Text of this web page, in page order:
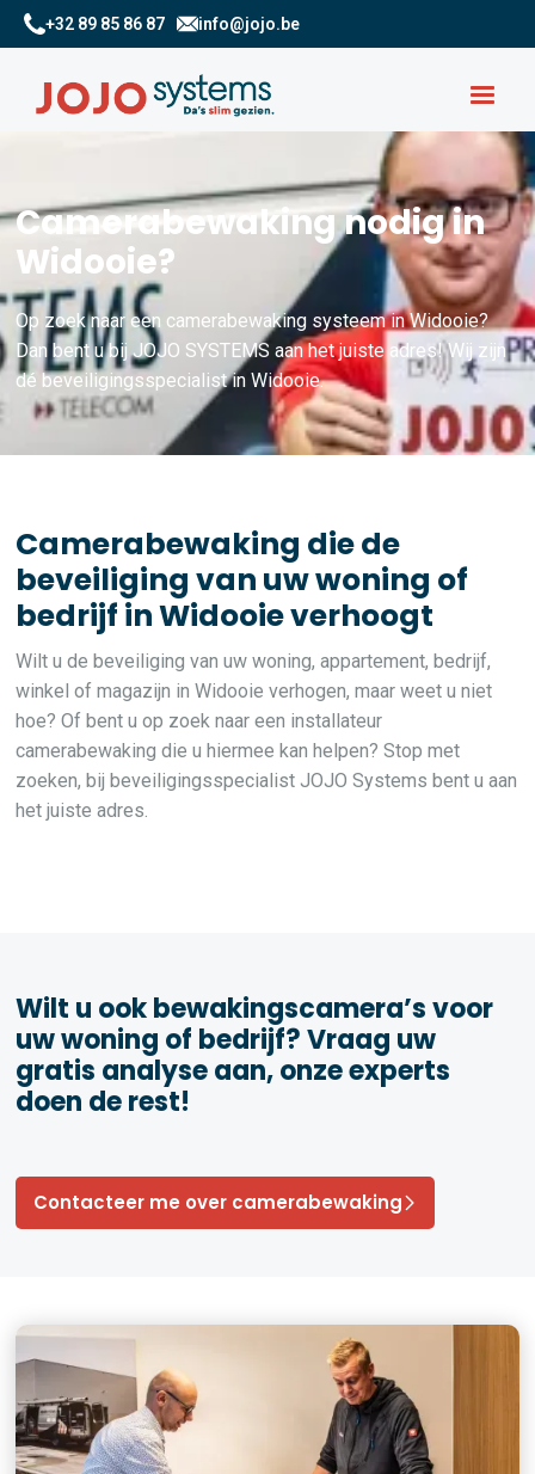
+32 89 85 86 87 info@jojo.be
Camerabewaking nodig in
Widooie?
Op zoek naar een camerabewaking systeem in Widooie?
Dan bent u bij JOJO SYSTEMS aan het juiste adres! Wij zijn
dé beveiligingsspecialist in Widooie.
Camerabewaking die de
beveiliging van uw woning of
bedrijf in Widooie verhoogt
Wilt u de beveiliging van uw woning, appartement, bedrijf,
winkel of magazijn in Widooie verhogen, maar weet u niet
hoe? Of bent u op zoek naar een installateur
camerabewaking die u hiermee kan helpen? Stop met
zoeken, bij beveiligingsspecialist JOJO Systems bent u aan
het juiste adres.
Wilt u ook bewakingscamera’s voor
uw woning of bedrijf? Vraag uw
gratis analyse aan, onze experts
doen de rest!
Contacteer me over camerabewaking